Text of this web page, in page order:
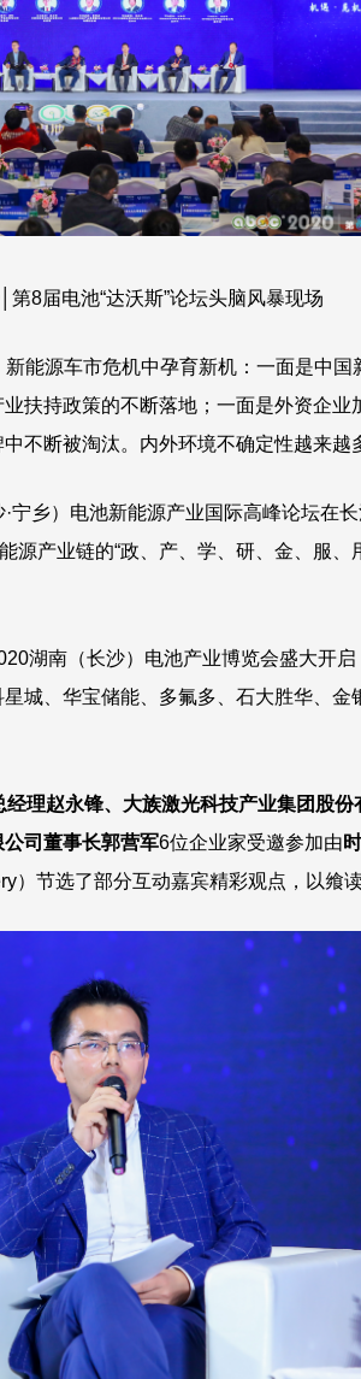
第8届电池“达沃斯”论坛头脑风暴现场
新能源车市危机中孕育新机：一面是中
扶持政策的不断落地；一面是外资企
断被淘汰。内外环境不确定性越来越
乡）电池新能源产业国际高峰论坛在
产业链的“政、产、学、研、金、服
湖南（长沙）电池产业博览会盛大开
城、华宝储能、多氟多、石大胜华、
理赵永锋、大族激光科技产业集团股
司董事长郭营军6位企业家受邀参加由
）节选了部分互动嘉宾精彩观点，以飨